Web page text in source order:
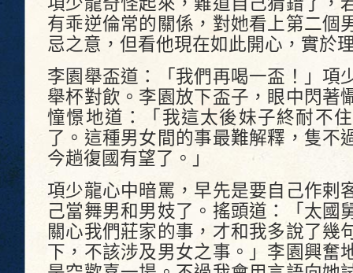
有乖逆倫常的關係，對她看上第二個
忌之意，但看他現在如此開心，實於
李園舉盃道：「我們再喝一盃！」項
舉杯對飲。李園放下盃子，眼中閃著
憧憬地道：「我這太後妹子終耐不
了。這種男女間的事最難解釋，隻不
今趟復國有望了。」
項少龍心中暗罵，早先是要自己作剌
己當舞男和男妓了。搖頭道：「太國
關心我們莊家的事，才和我多說了幾
下，不該涉及男女之事。」李園興奮